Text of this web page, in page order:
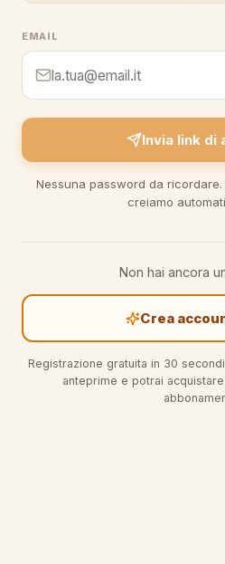
EMAIL
Invia link di
Nessuna password da
creiamo
Non hai ancora
Crea
Registrazione gratuita in 30
anteprime e potrai